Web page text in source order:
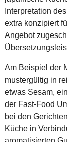
Interpretation
extra konzipiert
Angebot
Am Beispiel der
mustergültig in
etwas Sesam,
der Fast-Food
bei den
Küche in